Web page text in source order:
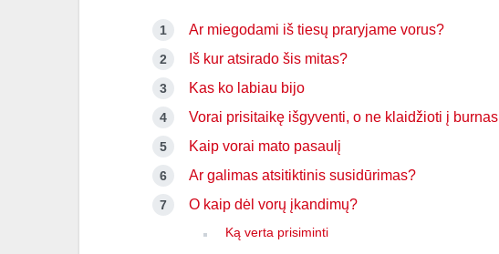
Ar miegodami iš tiesų praryjame vorus?
Iš kur atsirado šis mitas?
Kas ko labiau bijo
Vorai prisitaikę išgyventi, o ne klaidžioti į burnas
Kaip vorai mato pasaulį
Ar galimas atsitiktinis susidūrimas?
O kaip dėl vorų įkandimų?
Ką verta prisiminti